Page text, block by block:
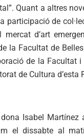
Quant a altres
participació de
d’art
la Facultat de
de la Facultat i
de Cultura d’esta
Isabel Martínez
el dissabte al